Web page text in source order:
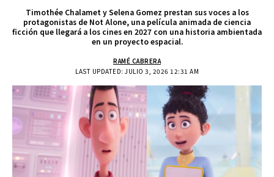
Timothée Chalamet y Selena Gomez prestan sus voces a los
protagonistas de Not Alone, una película animada de ciencia
ficción que llegará a los cines en 2027 con una historia ambientada
en un proyecto espacial.
LAST UPDATED: JULIO 3, 2026 12:31 AM
RAMÉ CABRERA